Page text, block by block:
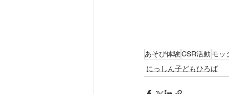
あそび体験CSR活動 モッ
にっしん子どもひろば